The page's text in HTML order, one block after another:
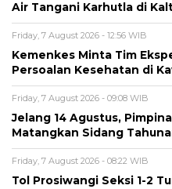
Air Tangani Karhutla di
Friday, 7 August 2026 - 12:56 WIB
Kemenkes Minta Tim
Persoalan Kesehatan di
Friday, 7 August 2026 - 09:08 WIB
Jelang 14 Agustus,
Matangkan Sidang
Friday, 7 August 2026 - 08:22 WIB
Tol Prosiwangi Seksi 1-2